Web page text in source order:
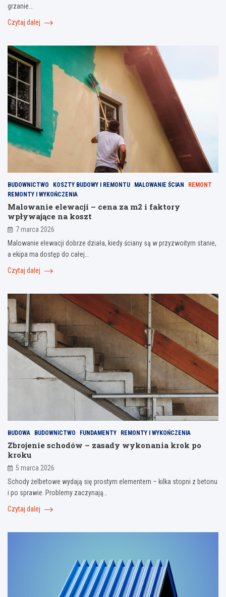
grzanie…
Czytaj dalej
BUDOWNICTWO KOSZTY BUDOWY I REMONTU MALOWANIE ŚCIAN
REMONT
REMONTY I WYKOŃCZENIA
Malowanie elewacji – cena za m2 i faktory
wpływające na koszt
7 marca 2026
Malowanie elewacji dobrze działa, kiedy ściany są w przyzwoitym stanie,
a ekipa ma dostęp do całej…
Czytaj dalej
BUDOWA BUDOWNICTWO FUNDAMENTY REMONTY I WYKOŃCZENIA
Zbrojenie schodów – zasady wykonania krok po
kroku
5 marca 2026
Schody żelbetowe wydają się prostym elementem – kilka stopni z betonu
i po sprawie. Problemy zaczynają…
Czytaj dalej